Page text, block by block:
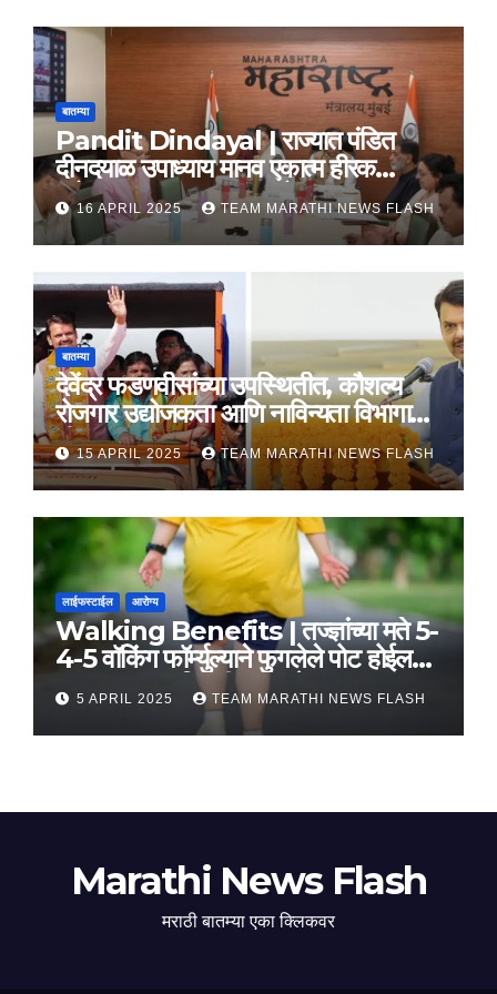
बातम्या
Pandit Dindayal | राज्यात पंडित
दीनदयाळ उपाध्याय मानव एकात्म हीरक
महोत्सव, 22-25 दरम्यान होणार साजरा
16 APRIL 2025 TEAM MARATHI NEWS FLASH
बातम्या
देवेंद्र फडणवीसांच्या उपस्थितीत, कौशल्य
रोजगार उद्योजकता आणि नाविन्यता विभागाचे
तीन सामंजस्य करार
15 APRIL 2025 TEAM MARATHI NEWS FLASH
लाईफस्टाईल आरोग्य
Walking Benefits | तज्ज्ञांच्या मते 5-
4-5 वॉकिंग फॉर्म्युल्याने फुगलेले पोट होईल
लवकर सपाट, मिळतील फायदे
5 APRIL 2025 TEAM MARATHI NEWS FLASH
Marathi News Flash
मराठी बातम्या एका क्लिकवर